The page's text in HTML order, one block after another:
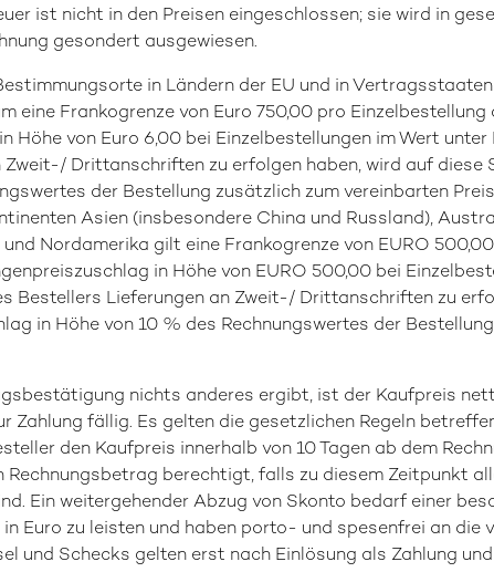
ist nicht in den Preisen eingeschlossen; sie wird in
gesondert ausgewiesen.
in Ländern der EU und in
eine Frankogrenze von Euro 750,00 pro
Höhe von Euro 6,00 bei Einzelbestellungen im Wert unter
Zweit-/ Drittanschriften zu erfolgen haben, wird auf diese
der Bestellung zusätzlich zum vereinbarten
Asien (insbesondere China und Russland),
Nordamerika gilt eine Frankogrenze von EURO
in Höhe von EURO 500,00 bei
Bestellers Lieferungen an Zweit-/ Drittanschriften zu
in Höhe von 10 % des Rechnungswertes der
nichts anderes ergibt, ist der Kaufpreis
Zahlung fällig. Es gelten die gesetzlichen Regeln
den Kaufpreis innerhalb von 10 Tagen ab dem
Rechnungsbetrag berechtigt, falls zu diesem Zeitpunkt
Ein weitergehender Abzug von Skonto bedarf einer
Euro zu leisten und haben porto- und spesenfrei an die
und Schecks gelten erst nach Einlösung als Zahlung